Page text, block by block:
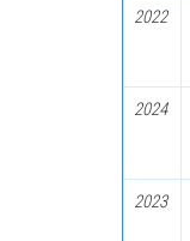
2022
2024
2023